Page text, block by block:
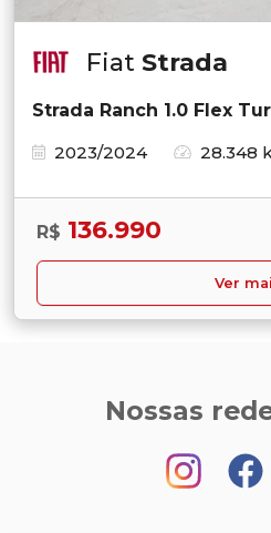
Fiat Strada
Strada Ranch 1.0 Flex
2023/2024
28.348
R$ 136.990
Ver
Nossas